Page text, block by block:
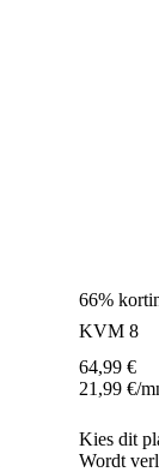
66%
KVM 8
64,99 €
21,99 €/
Kies dit
Wordt